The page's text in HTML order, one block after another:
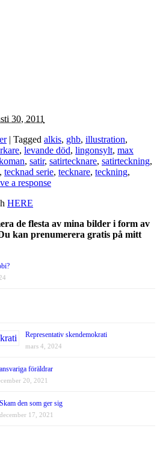
30, 2011
| Tagged alkis, ghb, illustration,
, levande död, lingonsylt, max
, satir, satirtecknare, satirteckning,
, tecknad serie, tecknare, teckning,
a response
HERE
de flesta av mina bilder i form av
kan prenumerera gratis på mitt
Representativ skendemokrati
mars 4, 2024
föräldrar
20, 2021
Skam den som ger sig
december 17, 2021